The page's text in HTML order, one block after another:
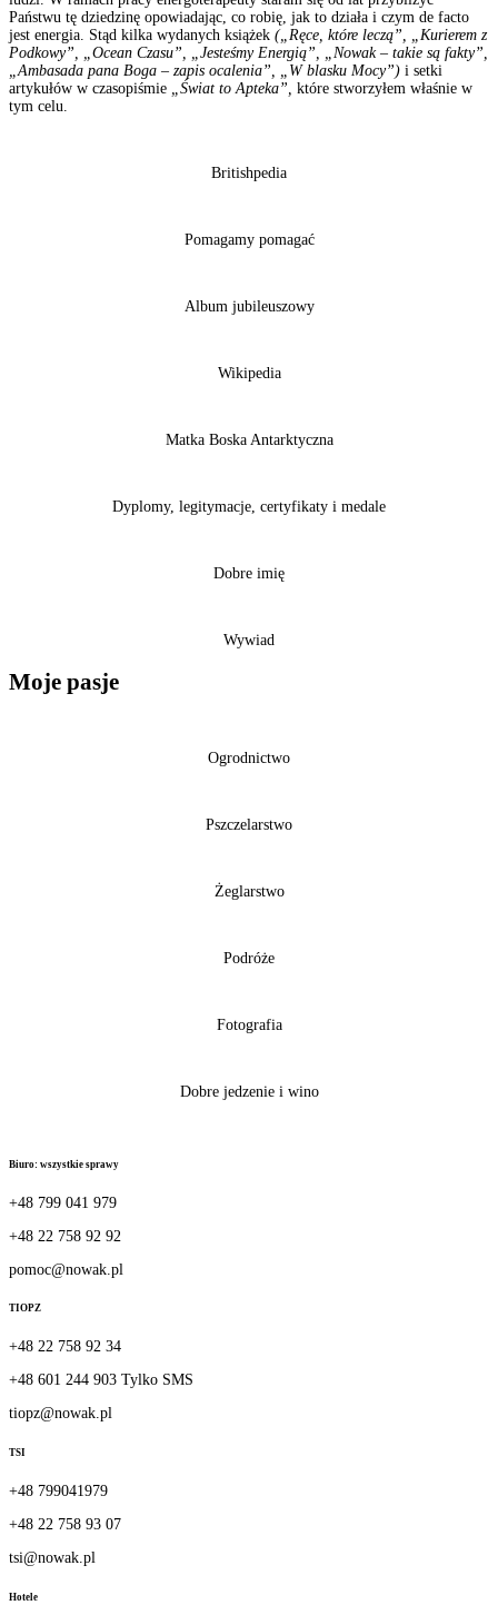
Państwu tę dziedzinę opowiadając, co robię, jak to działa i czym de facto
jest energia. Stąd kilka wydanych książek („Ręce, które leczą”, „Kurierem z
Podkowy”, „Ocean Czasu”, „Jesteśmy Energią”, „Nowak – takie są fakty”,
„Ambasada pana Boga – zapis ocalenia”, „W blasku Mocy”) i setki
artykułów w czasopiśmie „Świat to Apteka”, które stworzyłem właśnie w
tym celu.
Britishpedia
Pomagamy pomagać
Album jubileuszowy
Wikipedia
Matka Boska Antarktyczna
Dyplomy, legitymacje, certyfikaty i medale
Dobre imię
Wywiad
Moje pasje
Ogrodnictwo
Pszczelarstwo
Żeglarstwo
Podróże
Fotografia
Dobre jedzenie i wino
Biuro: wszystkie sprawy
+48 799 041 979
+48 22 758 92 92
pomoc@nowak.pl
TIOPZ
+48 22 758 92 34
+48 601 244 903 Tylko SMS
tiopz@nowak.pl
TSI
+48 799041979
+48 22 758 93 07
tsi@nowak.pl
Hotele